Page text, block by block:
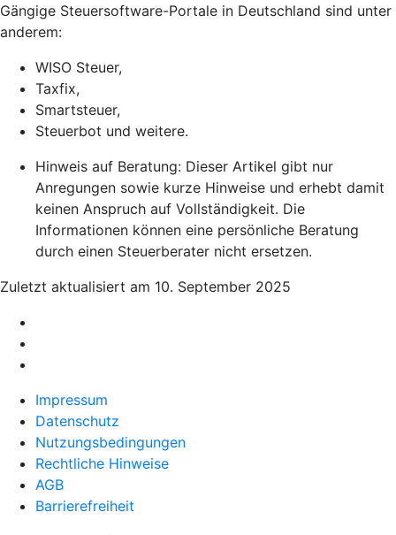
Gängige Steuersoftware-Portale in Deutschland sind unter
anderem:
WISO Steuer,
Taxfix,
Smartsteuer,
Steuerbot und weitere.
Hinweis auf Beratung: Dieser Artikel gibt nur
Anregungen sowie kurze Hinweise und erhebt damit
keinen Anspruch auf Vollständigkeit. Die
Informationen können eine persönliche Beratung
durch einen Steuerberater nicht ersetzen.
Zuletzt aktualisiert am 10. September 2025
Impressum
Datenschutz
Nutzungsbedingungen
Rechtliche Hinweise
AGB
Barrierefreiheit